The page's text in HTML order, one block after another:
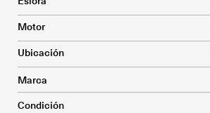
Cotiza el seguro para tu embarcación
Tienda Náutica, compra ya!
Embajadores
English
Motor
Ubicación
Marca
Condición